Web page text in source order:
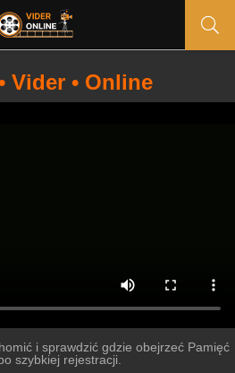
Vider • Online
i sprawdzić gdzie obejrzeć Pamięć
szybkiej rejestracji.